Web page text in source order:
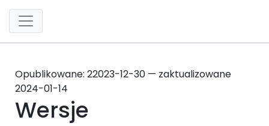
Opublikowane: 22023-12-30 — zaktualizowane
2024-01-14
Wersje